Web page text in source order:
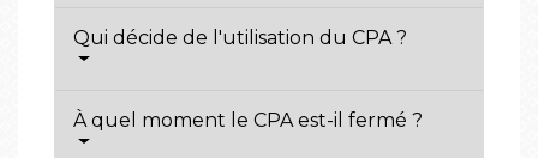
Qui décide de l'utilisation du CPA ?
À quel moment le CPA est-il fermé ?